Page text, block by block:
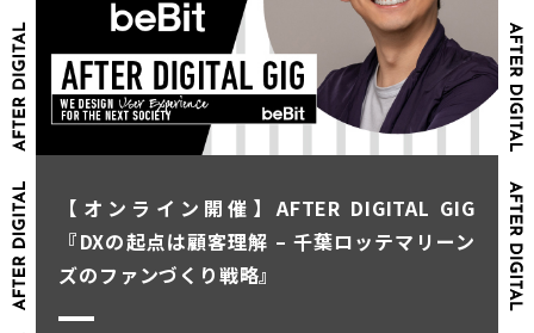
【オンライン開催】AFTER DIGITAL GIG
『DXの起点は顧客理解 – 千葉ロッテマリーン
ズのファンづくり戦略』